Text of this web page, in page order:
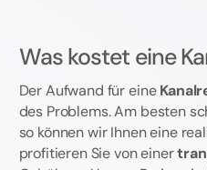
Was kostet eine
Der Aufwand für eine
des Problems. Am besten
so können wir Ihnen eine
profitieren Sie von einer